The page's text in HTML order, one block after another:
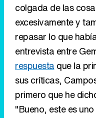
colgada de las
excesivamente y
repasar lo que
entrevista entre
respuesta que la
sus críticas,
primero que he
"Bueno, este es